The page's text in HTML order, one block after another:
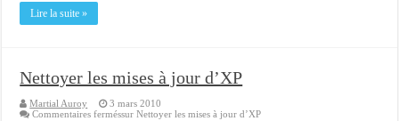
Lire la suite »
Nettoyer les mises à jour d’XP
Martial Auroy
3 mars 2010
Commentaires ferméssur Nettoyer les mises à jour d’XP